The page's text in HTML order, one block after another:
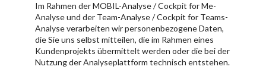
Im Rahmen der MOBIL-Analyse / Cockpit for Me-
Analyse und der Team-Analyse / Cockpit for Teams-
Analyse verarbeiten wir personenbezogene Daten,
die Sie uns selbst mitteilen, die im Rahmen eines
Kundenprojekts übermittelt werden oder die bei der
Nutzung der Analyseplattform technisch entstehen.